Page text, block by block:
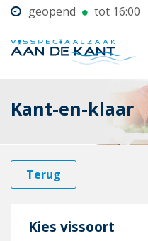
geopend tot 16:00
Kant-en-klaar
Terug
Kies vissoort